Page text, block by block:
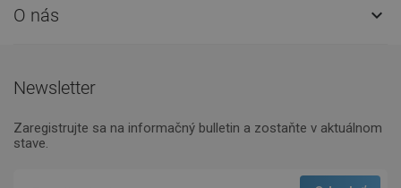
O nás 
Newsletter
Zaregistrujte sa na informačný bulletin a zostaňte v aktuálnom
stave.